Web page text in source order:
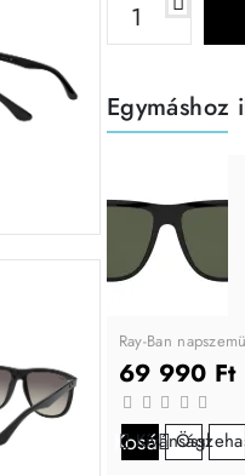
Ray-Ban
69 990 Ft
Kosárba